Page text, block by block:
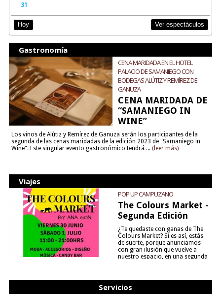
31
Hoy Ver espectáculos
Gastronomía
CENA MARIDADA EN EL HOTEL
PALACIO DE SAMANIEGO CON
BODEGAS ALÚTIZ Y REMÍREZ DE
GANUZA
CENA MARIDADA DE
“SAMANIEGO IN
WINE”
Los vinos de Alútiz y Remírez de Ganuza serán los participantes de la
segunda de las cenas maridadas de la edición 2023 de "Samaniego in
Wine". Este singular evento gastronómico tendrá ... (leer más)
Viajes
POP UP CAMPUZANO
The Colours Market -
Segunda Edición
¿Te quedaste con ganas de The
Colours Market? Si es así, estás
de suerte, porque anunciamos
con gran ilusión que vuelve a
nuestro espacio, en una segunda
Servicios